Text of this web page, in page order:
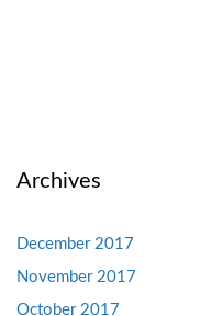
Archives
December 2017
November 2017
October 2017